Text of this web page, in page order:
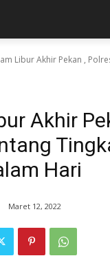
Libur Akhir Pekan ,
Akhir
Hari
Maret 12, 2022